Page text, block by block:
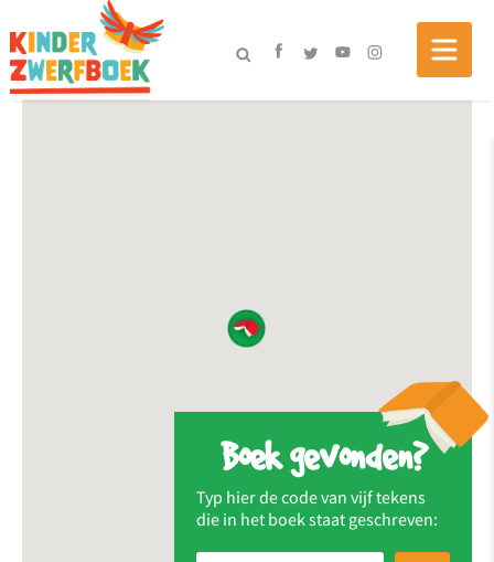
Boek gevonden?
Typ hier de code van vijf tekens
die in het boek staat geschreven: